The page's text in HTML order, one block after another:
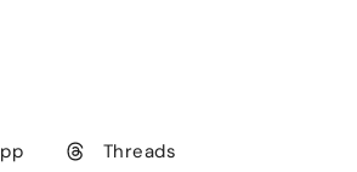
Threads